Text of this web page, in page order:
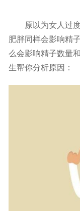
原以为女人过
肥胖同样会影响精
么会影响精子数量
生帮你分析原因：